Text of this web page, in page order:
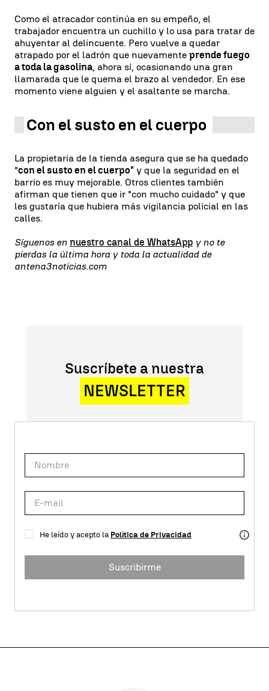
Como el atracador continúa en su empeño, el
trabajador encuentra un cuchillo y lo usa para tratar de
ahuyentar al delincuente. Pero vuelve a quedar
atrapado por el ladrón que nuevamente prende fuego
a toda la gasolina, ahora sí, ocasionando una gran
llamarada que le quema el brazo al vendedor. En ese
momento viene alguien y el asaltante se marcha.
Con el susto en el cuerpo
La propietaria de la tienda asegura que se ha quedado
"con el susto en el cuerpo" y que la seguridad en el
barrio es muy mejorable. Otros clientes también
afirman que tienen que ir "con mucho cuidado" y que
les gustaría que hubiera más vigilancia policial en las
calles.
Síguenos en nuestro canal de WhatsApp y no te
pierdas la última hora y toda la actualidad de
antena3noticias.com
Suscríbete a nuestra
NEWSLETTER
He leído y acepto la Política de Privacidad
Suscribirme